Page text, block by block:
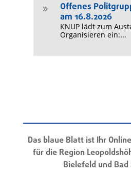
9
Offenes
am 16.8.2026
KNUP lädt zum
Organisieren ein:...
Das blaue Blatt ist Ihr
für die Region
Bielefeld und